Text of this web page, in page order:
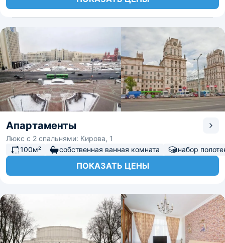
Апартаменты
Люкс с 2 спальнями: Кирова, 1
100м²
собственная ванная комната набор
ПОКАЗАТЬ ЦЕНЫ